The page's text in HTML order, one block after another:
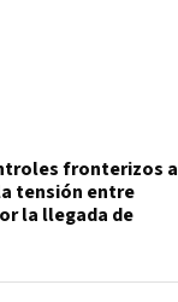
fronterizos a
tensión entre
la llegada de